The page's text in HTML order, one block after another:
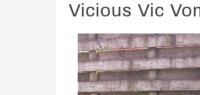
Vicious Vic